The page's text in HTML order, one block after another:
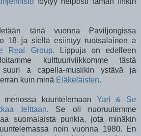
tänä vuonna Paviljongissa
18 ja siellä esiintyy ruotsalainen a
Real Group. Lippuja on edelleen
kulttuuriviikkomme tästä
suuri a capella-musiikin ystävä ja
kuin minä Eläkeläisten.
menossa kuuntelemaan Yari & Se
telttaan. Se oli nuoruutemme
suomalaista punkia, jota minäkin
noin vuonna 1980. En